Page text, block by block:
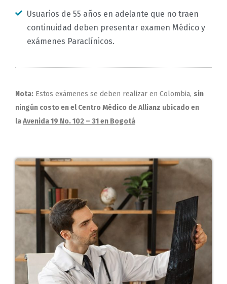
Usuarios de 55 años en adelante que no traen
continuidad deben presentar examen Médico y
exámenes Paraclínicos.
Nota: Estos exámenes se deben realizar en Colombia, sin
ningún costo en el Centro Médico de Allianz ubicado en
laAvenida 19 No. 102 – 31 en Bogotá